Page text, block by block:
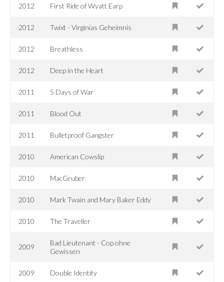
2012 First Ride of Wyatt Earp
2012 Twixt - Virginias Geheimnis
2012 Breathless
2012 Deep in the Heart
2011 5 Days of War
2011 Blood Out
2011 Bulletproof Gangster
2010 American Cowslip
2010 MacGruber
2010 Mark Twain and Mary Baker Eddy
2010 The Traveller
2009
Bad Lieutenant - Cop ohne
Gewissen
2009 Double Identity